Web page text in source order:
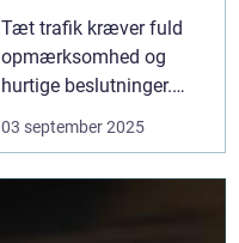
Tæt trafik kræver fuld
opmærksomhed og
hurtige beslutninger.
Små fejl kan hurtigt føre
til sammenstød, og
03 september 2025